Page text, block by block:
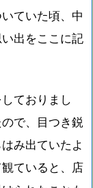
ていた頃、中
出をここに記
ておりまし
で、目つき鋭
み出ていたよ
ていると、店